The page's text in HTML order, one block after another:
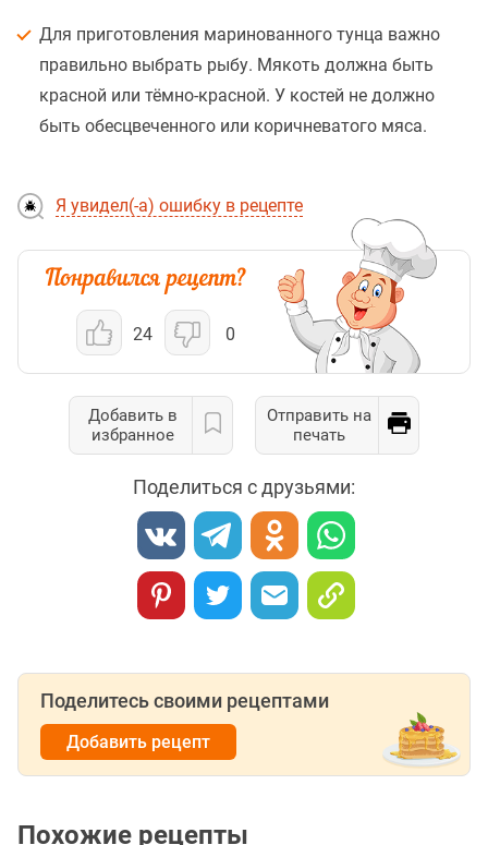
Для приготовления маринованного тунца важно
правильно выбрать рыбу. Мякоть должна быть
красной или тёмно-красной. У костей не должно
быть обесцвеченного или коричневатого мяса.
Я увидел(-а) ошибку в рецепте
24 0
Добавить в
избранное
Отправить на
печать
Поделиться с друзьями:
Поделитесь своими рецептами
Добавить рецепт
Похожие рецепты